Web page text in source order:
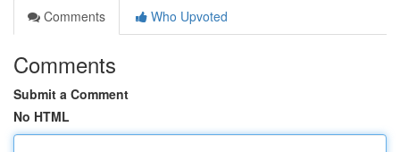
Comments
Who Upvoted
Comments
Submit a Comment
No HTML